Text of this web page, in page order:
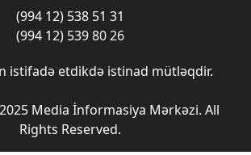
(994 12) 538 51 31
(994 12) 539 80 26
istifadə etdikdə istinad mütləqdir.
Media İnformasiya Mərkəzi. All
Rights Reserved.